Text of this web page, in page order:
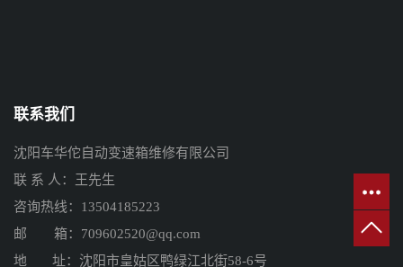
联系我们
沈阳车华佗自动变速箱维修有限公司
联 系 人：王先生
咨询热线：13504185223
邮 箱：709602520@qq.com
地 址：沈阳市皇姑区鸭绿江北街58-6号